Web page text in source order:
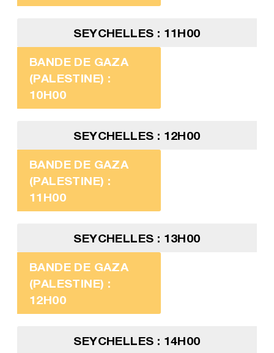
SEYCHELLES : 11H00
BANDE DE GAZA
(PALESTINE) :
10H00
SEYCHELLES : 12H00
BANDE DE GAZA
(PALESTINE) :
11H00
SEYCHELLES : 13H00
BANDE DE GAZA
(PALESTINE) :
12H00
SEYCHELLES : 14H00